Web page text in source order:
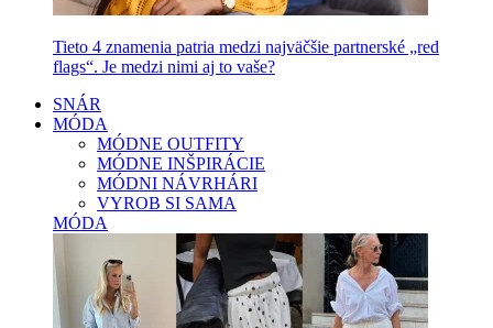
Tieto 4 znamenia patria medzi najväčšie partnerské „red
flags“. Je medzi nimi aj to vaše?
SNÁR
MÓDA
MÓDNE OUTFITY
MÓDNE INŠPIRÁCIE
MÓDNI NÁVRHÁRI
VYROB SI SAMA
MÓDA